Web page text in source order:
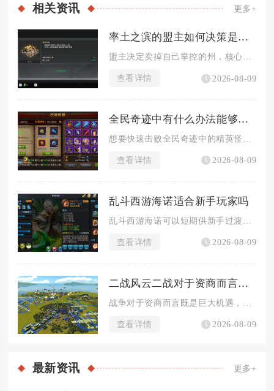
相关资讯 更多+
率土之滨的盟主如何决策是否卖掉州
盟主决定卖掉自己掌控的州，核心判断标准在于本土同盟的存续价值...
查看详情 2026-08-09
全民奇迹中有什么办法能够快速击败精英怪
查看详情 2026-08-09
乱斗西游海诺适合新手玩家吗
查看详情 2026-08-09
二战风云二战对于资商而言是机遇还是威胁
查看详情 2026-08-09
最新资讯 更多+